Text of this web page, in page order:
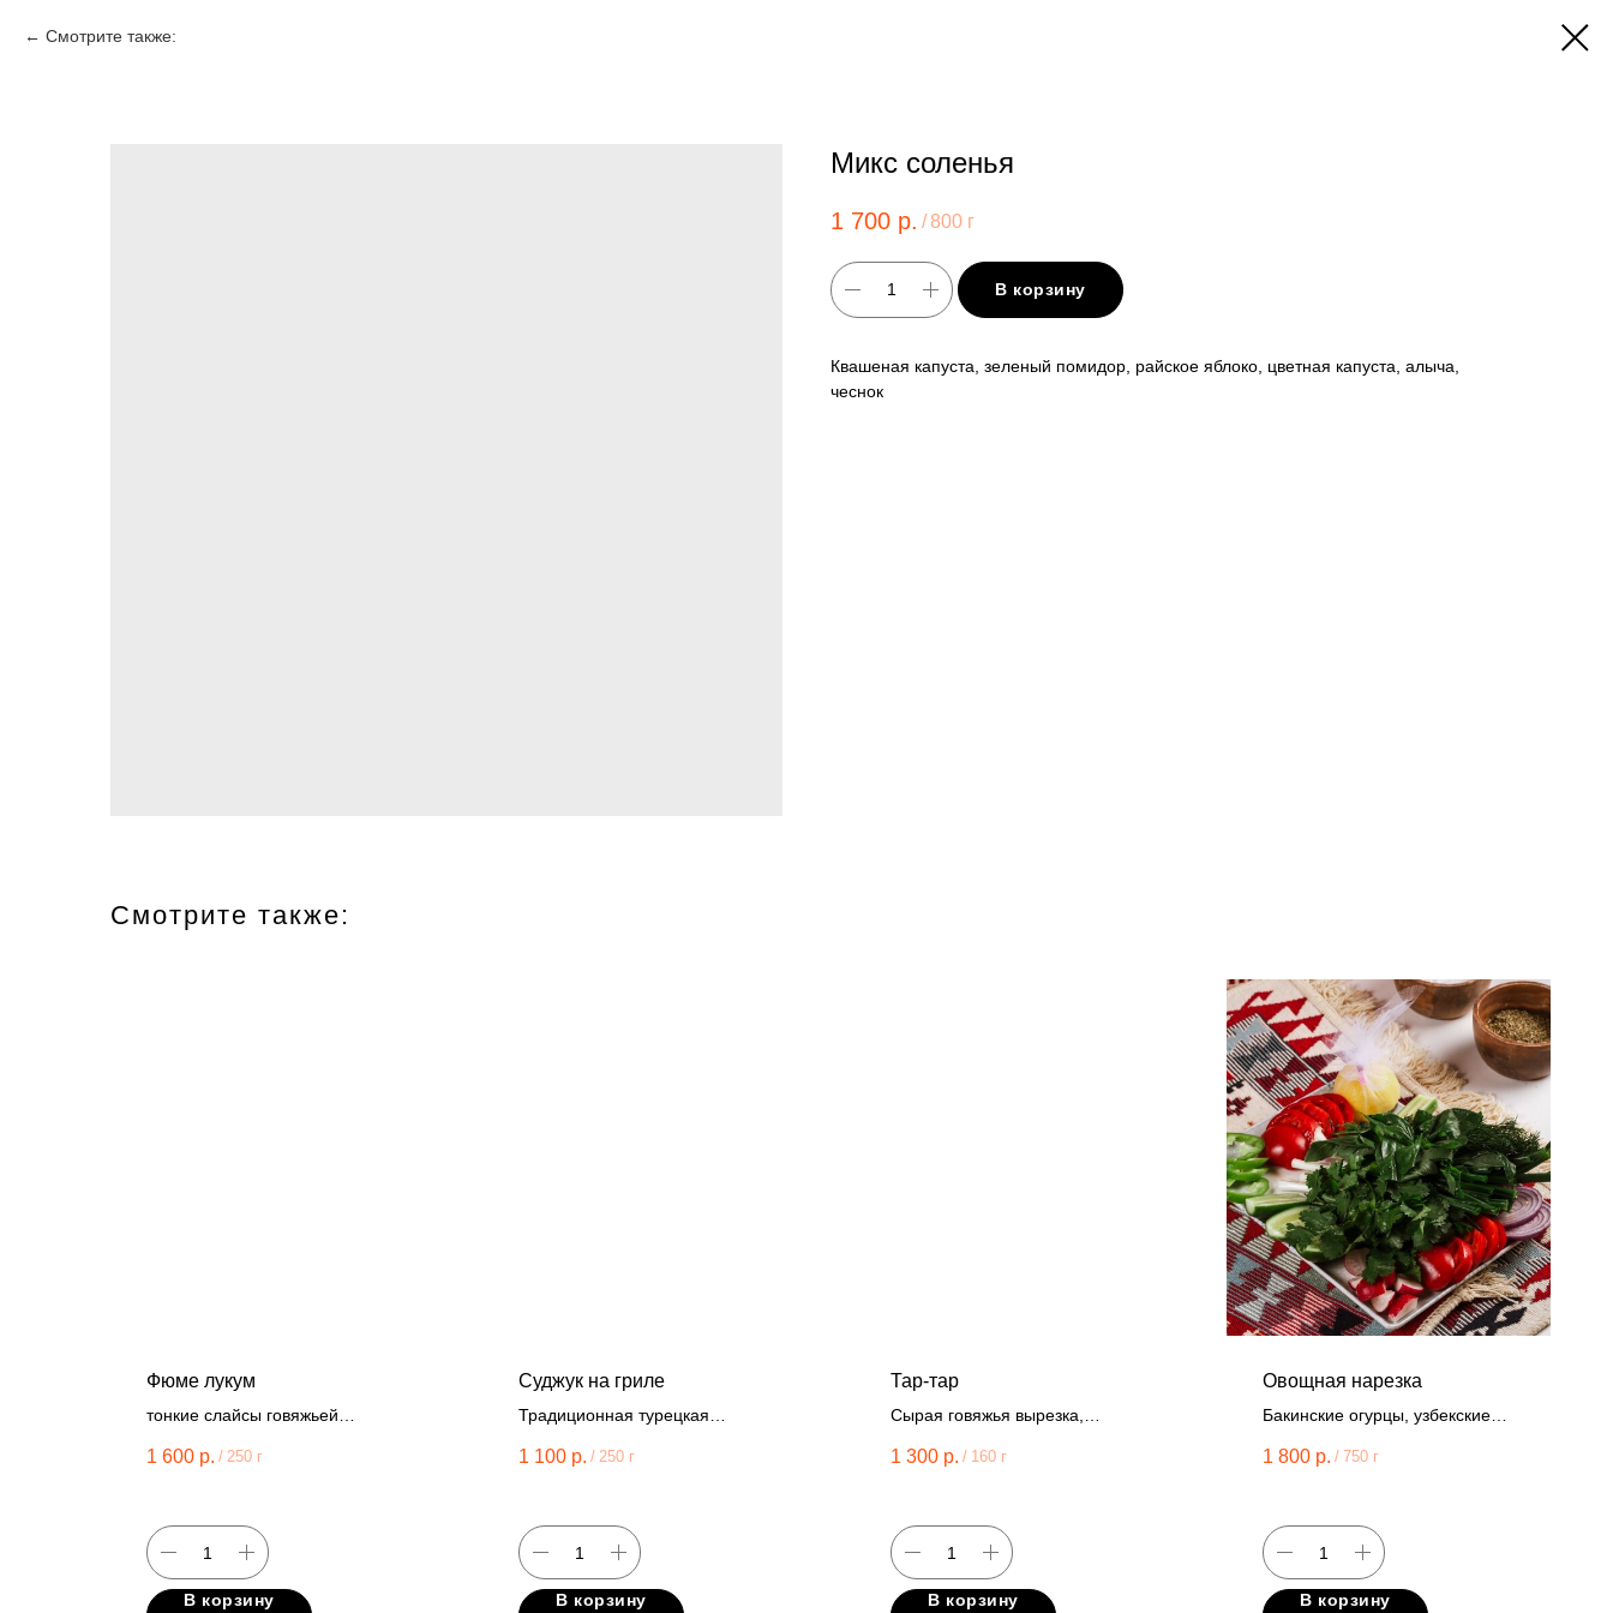
Смотрите также:
Микс соленья
1 700 р. /800 г
В корзину
Квашеная капуста, зеленый помидор, райское яблоко, цветная капуста, алыча,
чеснок
Смотрите также:
Фюме лукум
тонкие слайсы говяжьей
авторский соус
1 600 р. / 250 г
В корзину
Суджук на гриле
Традиционная турецкая
и говядины, картофель фри.
1 100 р. / 250 г
В корзину
Тар-тар
Сырая говяжья вырезка,
лук, корнишон, зеленый лук,
шрирача, кетчуп.
1 300 р. / 160 г
В корзину
Овощная нарезка
Бакинские огурцы, узбекские
1 800 р. / 750 г
В корзину